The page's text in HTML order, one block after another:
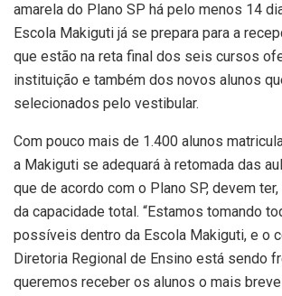
amarela do Plano SP há pelo menos 14
Escola Makiguti já se prepara para a
que estão na reta final dos seis cursos
instituição e também dos novos alunos
selecionados pelo vestibular.
Com pouco mais de 1.400 alunos
a Makiguti se adequará à retomada das
que de acordo com o Plano SP, devem
da capacidade total. “Estamos tomando
possíveis dentro da Escola Makiguti, e o
Diretoria Regional de Ensino está sendo
queremos receber os alunos o mais